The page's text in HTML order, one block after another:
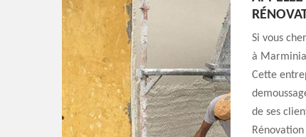
Si vous
à
Cette
de ses